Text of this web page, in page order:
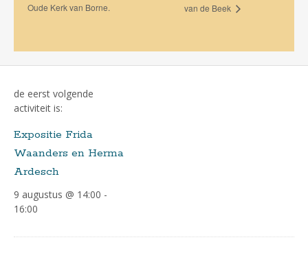
Oude Kerk van Borne.
van de Beek
de eerst volgende
activiteit is:
Expositie Frida
Waanders en Herma
Ardesch
9 augustus @ 14:00 -
16:00